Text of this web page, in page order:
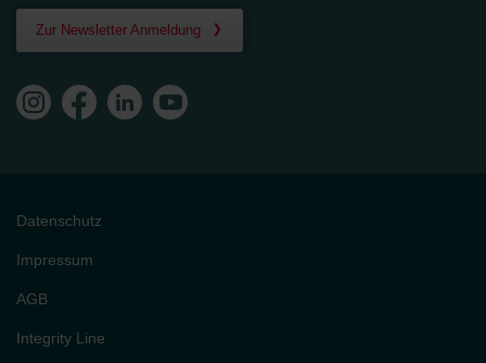
Zur Newsletter Anmeldung
Datenschutz
Impressum
AGB
Integrity Line